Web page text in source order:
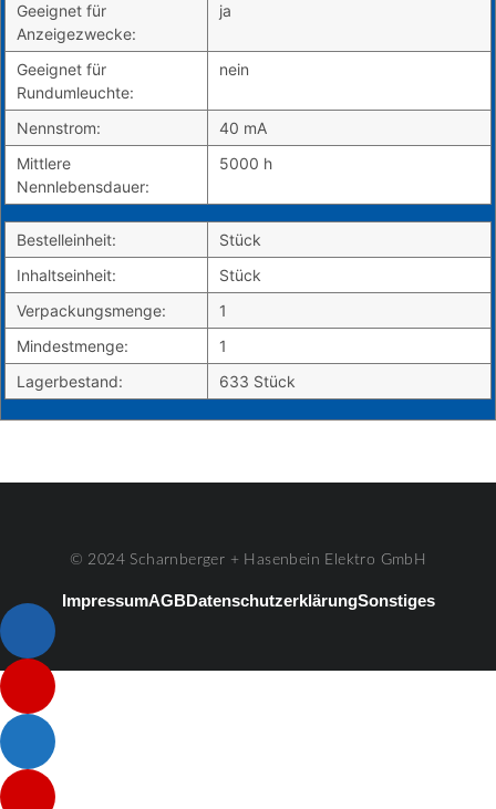
Geeignet für
Anzeigezwecke:
ja
Geeignet für
Rundumleuchte:
nein
Nennstrom:
40 mA
Mittlere
Nennlebensdauer:
5000 h
Bestelleinheit:
Stück
Inhaltseinheit:
Stück
Verpackungsmenge:
1
Mindestmenge:
1
Lagerbestand:
633 Stück
© 2024 Scharnberger + Hasenbein Elektro GmbH
ImpressumAGBDatenschutzerklärungSonstiges
Listenelement #1
Listenelement